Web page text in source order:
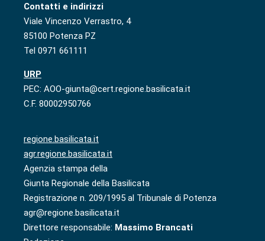
Contatti e indirizzi
Viale Vincenzo Verrastro, 4
85100 Potenza PZ
Tel 0971 661111
URP
PEC: AOO-giunta@cert.regione.basilicata.it
C.F. 80002950766
regione.basilicata.it
agr.regione.basilicata.it
Agenzia stampa della
Giunta Regionale della Basilicata
Registrazione n. 209/1995 al Tribunale di Potenza
agr@regione.basilicata.it
Direttore responsabile: Massimo Brancati